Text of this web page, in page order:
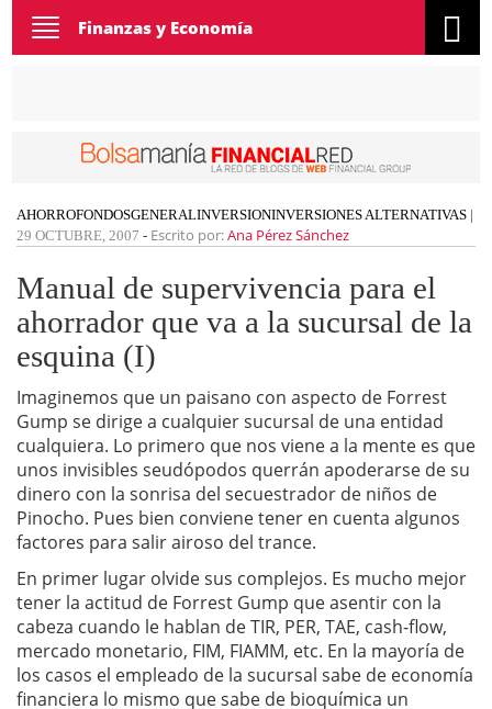
Toggle
navigation
Finanzas y Economía
AHORROFONDOSGENERALINVERSIONINVERSIONES ALTERNATIVAS |
29 OCTUBRE, 2007 - Escrito por:Ana Pérez Sánchez
Manual de supervivencia para el
ahorrador que va a la sucursal de la
esquina (I)
Imaginemos que un paisano con aspecto de Forrest
Gump se dirige a cualquier sucursal de una entidad
cualquiera. Lo primero que nos viene a la mente es que
unos invisibles seudópodos querrán apoderarse de su
dinero con la sonrisa del secuestrador de niños de
Pinocho. Pues bien conviene tener en cuenta algunos
factores para salir airoso del trance.
En primer lugar olvide sus complejos. Es mucho mejor
tener la actitud de Forrest Gump que asentir con la
cabeza cuando le hablan de TIR, PER, TAE, cash-flow,
mercado monetario, FIM, FIAMM, etc. En la mayoría de
los casos el empleado de la sucursal sabe de economía
financiera lo mismo que sabe de bioquímica un